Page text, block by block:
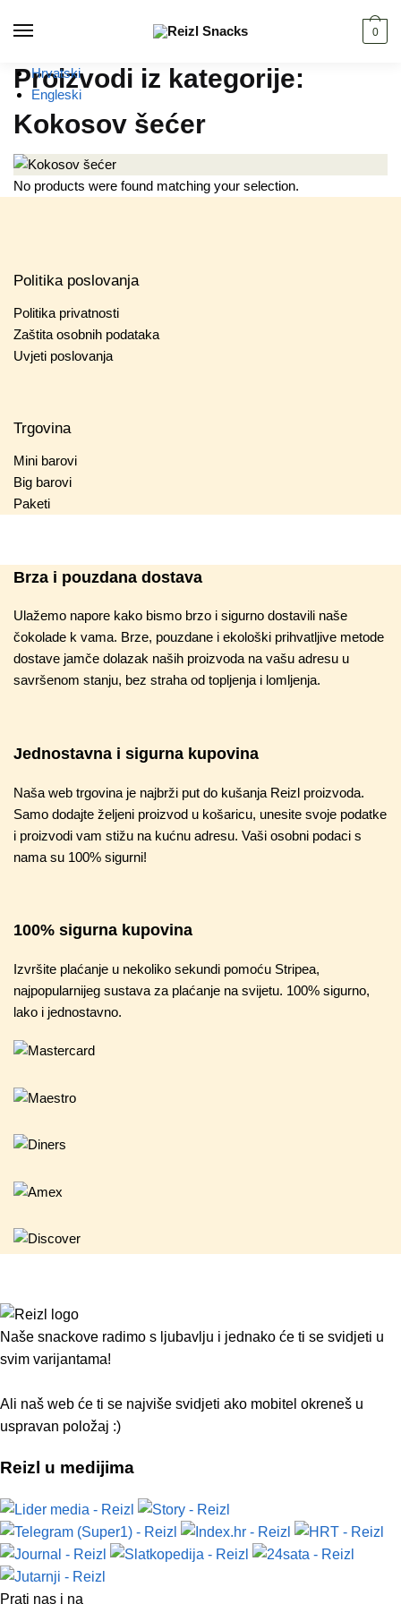
0
Hrvatski
Engleski
Proizvodi iz kategorije:
Kokosov šećer
No products were found matching your selection.
Politika poslovanja
Politika privatnosti
Zaštita osobnih podataka
Uvjeti poslovanja
Trgovina
Mini barovi
Big barovi
Paketi
Brza i pouzdana dostava
Ulažemo napore kako bismo brzo i sigurno dostavili naše
čokolade k vama. Brze, pouzdane i ekološki prihvatljive metode
dostave jamče dolazak naših proizvoda na vašu adresu u
savršenom stanju, bez straha od topljenja i lomljenja.
Jednostavna i sigurna kupovina
Naša web trgovina je najbrži put do kušanja Reizl proizvoda.
Samo dodajte željeni proizvod u košaricu, unesite svoje podatke
i proizvodi vam stižu na kućnu adresu. Vaši osobni podaci s
nama su 100% sigurni!
100% sigurna kupovina
Izvršite plaćanje u nekoliko sekundi pomoću Stripea,
najpopularnijeg sustava za plaćanje na svijetu. 100% sigurno,
lako i jednostavno.
Naše snackove radimo s ljubavlju i jednako će ti se svidjeti u
svim varijantama!
Ali naš web će ti se najviše svidjeti ako mobitel okreneš u
uspravan položaj :)
Reizl u medijima
Prati nas i na